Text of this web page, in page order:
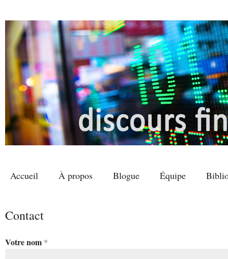
Accueil À propos Blogue Équipe
Contact
Votre nom *